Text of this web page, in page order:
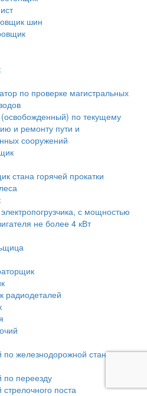
шин
по проверке магистральных
по текущему
и ремонту пути и
сооружений
стана горячей прокатки
с мощностью
не более 4 кВт
радиодеталей
по железнодорожной станции,
переезду
поста